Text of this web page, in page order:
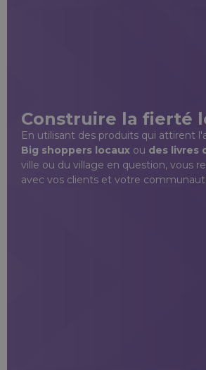
Construire la fierté
En utilisant des produits qui attirent
Big shoppers locaux ou des livres
ville ou du village en question, vous
avec vos clients et votre